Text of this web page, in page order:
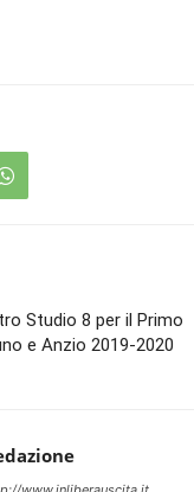
Studio 8 per il Primo
e Anzio 2019-2020